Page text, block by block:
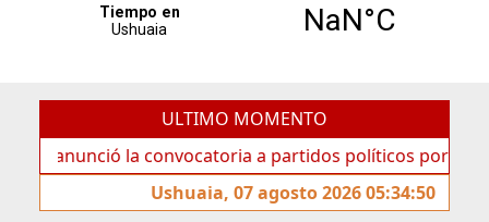
ULTIMO MOMENTO
la convocatoria a partidos políticos por «ficha
Ushuaia, 07 agosto 2026 05:34:50